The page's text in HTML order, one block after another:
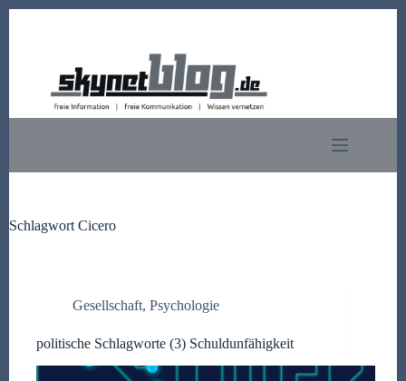
Schlagwort Cicero
Gesellschaft, Psychologie
politische Schlagworte (3) Schuldunfähigkeit